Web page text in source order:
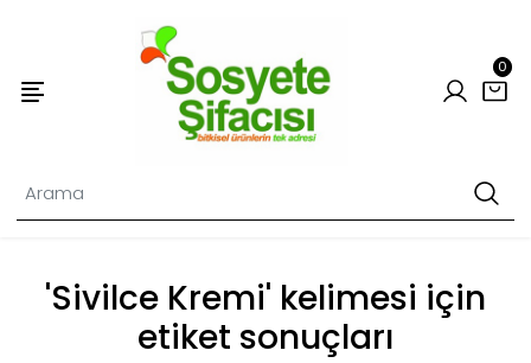
0
'Sivilce Kremi' kelimesi için
etiket sonuçları